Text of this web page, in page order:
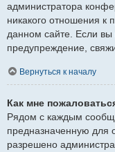
администратора
никакого отношения
данном сайте. Если вы
предупреждение,
Вернуться к началу
Как мне
Рядом с каждым
предназначенную для
разрешено